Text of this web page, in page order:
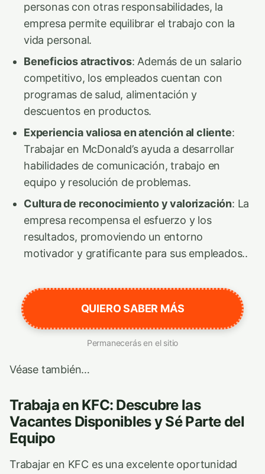
personas con otras responsabilidades, la
empresa permite equilibrar el trabajo con la
vida personal.
Beneficios atractivos: Además de un salario
competitivo, los empleados cuentan con
programas de salud, alimentación y
descuentos en productos.
Experiencia valiosa en atención al cliente:
Trabajar en McDonald’s ayuda a desarrollar
habilidades de comunicación, trabajo en
equipo y resolución de problemas.
Cultura de reconocimiento y valorización: La
empresa recompensa el esfuerzo y los
resultados, promoviendo un entorno
motivador y gratificante para sus empleados..
QUIERO SABER MÁS
Permanecerás en el sitio
Véase también…
Trabaja en KFC: Descubre las
Vacantes Disponibles y Sé Parte del
Equipo
Trabajar en KFC es una excelente oportunidad